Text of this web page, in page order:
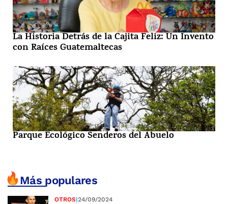
La Historia Detrás de la Cajita Feliz: Un Invento
con Raíces Guatemaltecas
Parque Ecológico Senderos del Abuelo
Más populares
OTROS|24/09/2024